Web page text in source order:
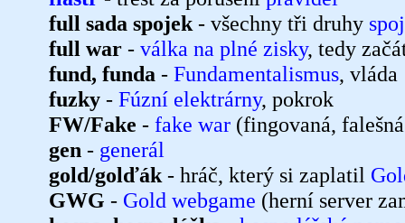
full sada spojek - všechny tři druhy
full war - válka na plné zisky, tedy
fund, funda - Fundamentalismus, vláda
fuzky - Fúzní elektrárny, pokrok
FW/Fake - fake war (fingovaná,
gen - generál
gold/golďák - hráč, který si zaplatil
GWG - Gold webgame (herní server